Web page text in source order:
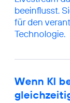
beeinflusst.
für den
Technologie.
Wenn KI